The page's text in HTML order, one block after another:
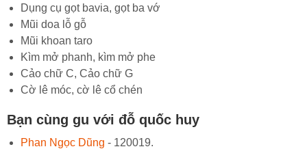
Dụng cụ gọt bavia, gọt ba vớ
Mũi doa lỗ gỗ
Mũi khoan taro
Kìm mở phanh, kìm mở phe
Cảo chữ C, Cảo chữ G
Cờ lê móc, cờ lê cổ chén
Bạn cùng gu với đỗ quốc huy
Phan Ngọc Dũng - 120019.